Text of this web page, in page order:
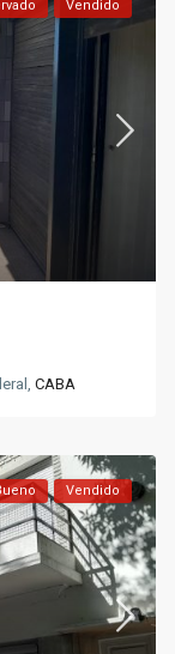
Vendido
CABA
Vendido